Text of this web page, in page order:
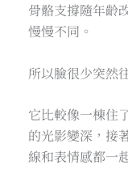
骨骼支撐隨年齡
慢慢不同。
所以臉很少突然
它比較像一棟住
的光影變深，接
線和表情感都一